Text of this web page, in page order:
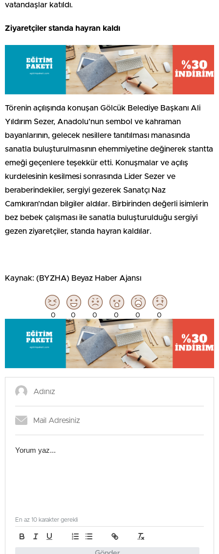
vatandaşlar katıldı.
Ziyaretçiler standa hayran kaldı
Törenin açılışında konuşan Gölcük Belediye Başkanı Ali
Yıldırım Sezer, Anadolu’nun sembol ve kahraman
bayanlarının, gelecek nesillere tanıtılması manasında
sanatla buluşturulmasının ehemmiyetine değinerek stantta
emeği geçenlere teşekkür etti. Konuşmalar ve açılış
kurdelesinin kesilmesi sonrasında Lider Sezer ve
beraberindekiler, sergiyi gezerek Sanatçı Naz
Camkıran’ndan bilgiler aldılar. Birbirinden değerli isimlerin
bez bebek çalışması ile sanatla buluşturulduğu sergiyi
gezen ziyaretçiler, standa hayran kaldılar.
Kaynak: (BYZHA) Beyaz Haber Ajansı
0 0 0 0 0 0
En az 10 karakter gerekli